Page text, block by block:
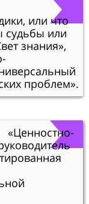
или что
судьбы или
знания»,
проблем».
«Ценностно-